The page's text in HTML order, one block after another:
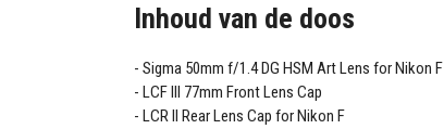
Inhoud van de doos
Sigma 50mm f/1.4 DG HSM Art Lens for Nikon F
LCF III 77mm Front Lens Cap
LCR II Rear Lens Cap for Nikon F